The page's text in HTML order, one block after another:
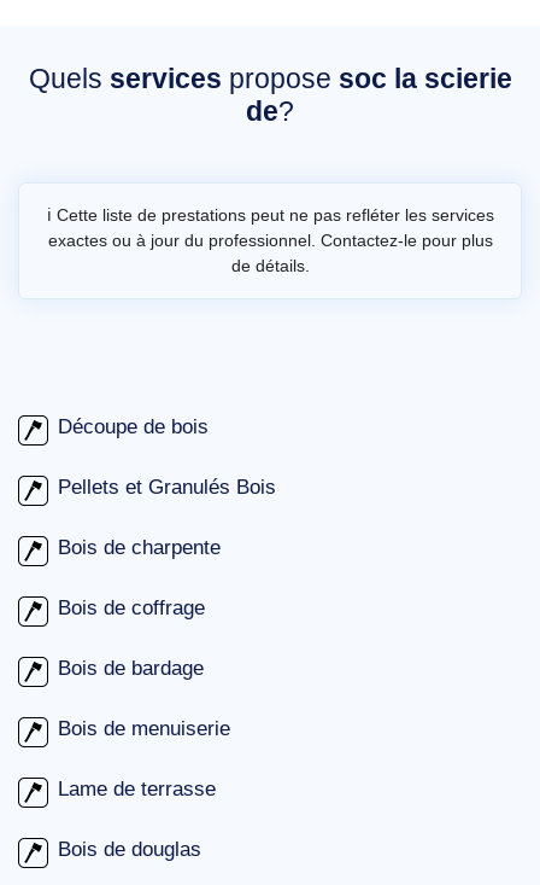
Quels services propose soc la scierie
de?
ℹ️ Cette liste de prestations peut ne pas refléter les services
exactes ou à jour du professionnel. Contactez-le pour plus
de détails.
Découpe de bois
Pellets et Granulés Bois
Bois de charpente
Bois de coffrage
Bois de bardage
Bois de menuiserie
Lame de terrasse
Bois de douglas